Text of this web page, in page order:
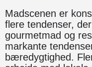
Madscenen er
flere tendenser,
gourmetmad og
markante
bæredygtighed.